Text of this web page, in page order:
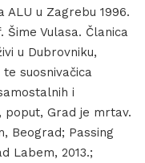
ALU u Zagrebu 1996.
Vulasa. Članica
u Dubrovniku,
suosnivačica
i
poput, Grad je mrtav.
Beograd; Passing
Labem, 2013.;